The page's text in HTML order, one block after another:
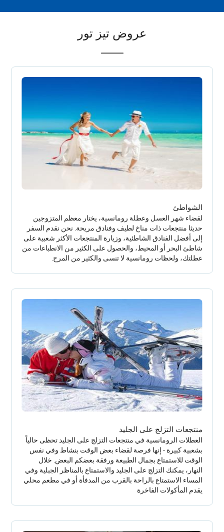
عروض تيز تور
الشواطئ
لقضاء شهر العسل وعطلة رومانسية، يختار معظم المتزوجين
حديثا منتجعات ذات مناخ لطيف وفنادق مريحة. نحن نقدم السفر
إلى أفضل الفنادق الشاطئية، وزيارة المنتجعات الأكثر شعبية على
شاطئ البحر أو المحيط، والحصول على الكثير من الانطباعات من
عطلتك، ولحظات رومانسية لا تنسى والكثير من المرح.
منتجعات التزلج على الجليد
العطلات الرومانسية في منتجعات التزلج على الجليد تحظى حالياً
بشعبية كبيرة - إنها فرصة لقضاء بعض الوقت بنشاط وفي نفس
الوقت للاستمتاع بجمال الطبيعة ورفقة بعضكم البعض. خلال
النهار، يمكنك التزلج على الجليد والاستمتاع بالمناظر الجبلية وفي
المساء الاستمتاع بالراحة بالقرب من المدفأة أو في مطعم محلي
يقدم المأكولات الفاخرة